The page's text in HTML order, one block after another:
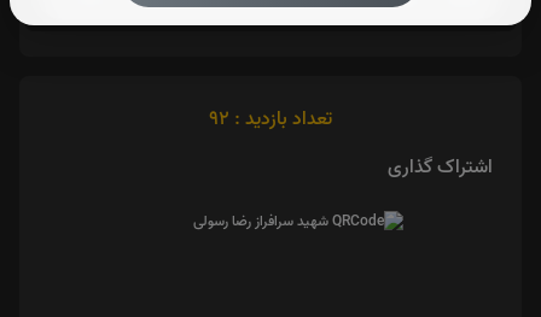
تعداد بازدید : 92
اشتراک گذاری